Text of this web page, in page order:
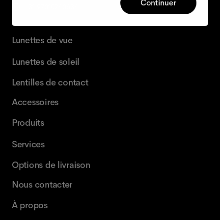
Lunettes de vue
Lunettes de soleil
Lentilles de contact
Accessoires
Produits
Services
Options de livraison
Nous contacter
À propos
Continuer